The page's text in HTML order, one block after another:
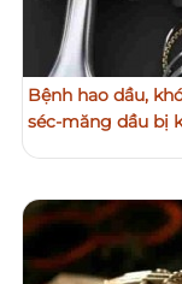
Bệnh hao dầu,
séc-măng dầu bị